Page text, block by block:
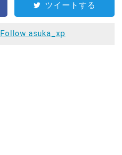
ツイートする
Follow asuka_xp